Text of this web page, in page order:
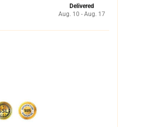
Delivered
Aug. 10 - Aug. 17